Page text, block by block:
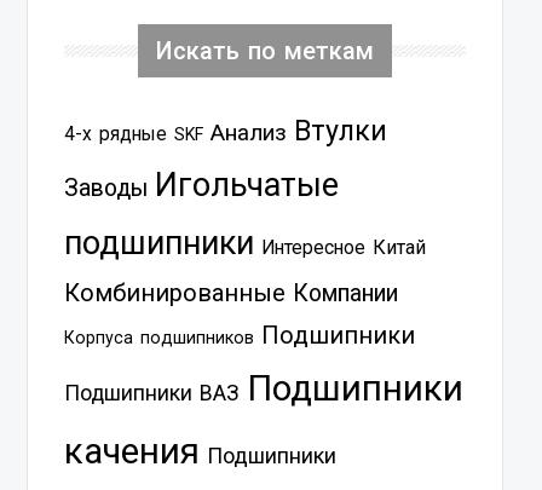
Искать по меткам
4-х рядные SKF Анализ Втулки
Заводы Игольчатые
подшипники Интересное Китай
Комбинированные Компании
Корпуса подшипников Подшипники
Подшипники ВАЗ Подшипники
качения Подшипники